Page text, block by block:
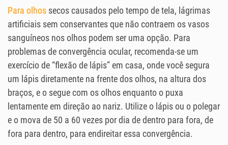
Para olhos secos causados ​​pelo tempo de tela, lágrimas
artificiais sem conservantes que não contraem os vasos
sanguíneos nos olhos podem ser uma opção. Para
problemas de convergência ocular, recomenda-se um
exercício de “flexão de lápis” em casa, onde você segura
um lápis diretamente na frente dos olhos, na altura dos
braços, e o segue com os olhos enquanto o puxa
lentamente em direção ao nariz. Utilize o lápis ou o polegar
e o mova de 50 a 60 vezes por dia de dentro para fora, de
fora para dentro, para endireitar essa convergência.